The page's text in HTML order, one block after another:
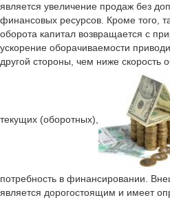
является увеличение продаж без
финансовых ресурсов. Кроме того,
оборота капитал возвращается с
ускорение оборачиваемости
другой стороны, чем ниже скорость
текущих (оборотных),
потребность в финансировании.
является дорогостоящим и имеет